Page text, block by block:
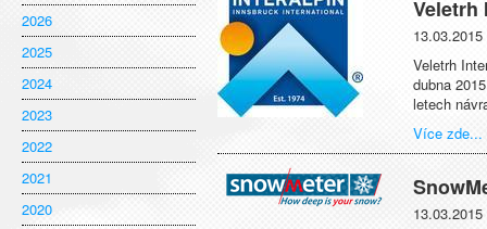
2026
2025
2024
2023
2022
2021
2020
Veletrh
13.03.2015
Veletrh
dubna
letech
Více zde...
13.03.2015